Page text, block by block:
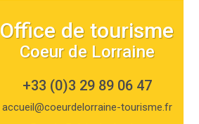
Office de tourisme
Coeur de Lorraine
+33 (0)3 29 89 06 47
accueil@coeurdelorraine-tourisme.fr